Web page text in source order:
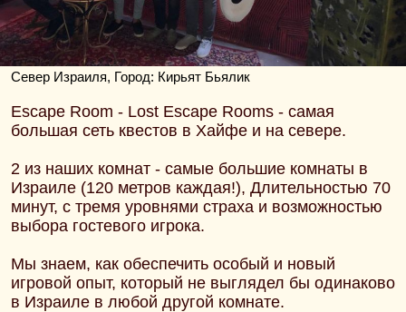
Север Израиля, Город: Кирьят Бьялик
Escape Room - Lost Escape Rooms - самая
большая сеть квестов в Хайфе и на севере.
2 из наших комнат - самые большие комнаты в
Израиле (120 метров каждая!), Длительностью 70
минут, с тремя уровнями страха и возможностью
выбора гостевого игрока.
Мы знаем, как обеспечить особый и новый
игровой опыт, который не выглядел бы одинаково
в Израиле в любой другой комнате.